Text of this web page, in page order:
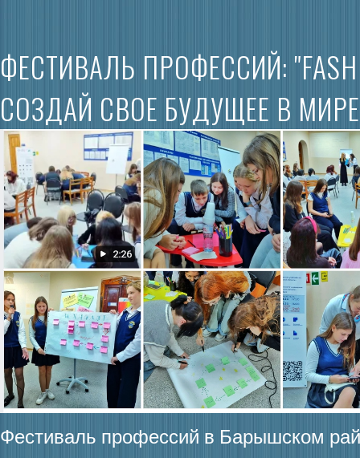
ФЕСТИВАЛЬ ПРОФЕССИЙ:
СОЗДАЙ СВОЕ БУДУЩЕЕ В
Фестиваль профессий в Барышском